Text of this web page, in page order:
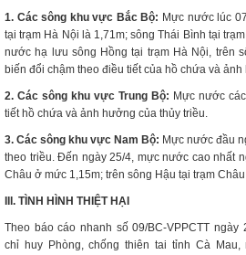
1. Các sông khu vực Bắc Bộ: Mực nước lúc
tại trạm Hà Nội là 1,71m; sông Thái Bình tại
nước hạ lưu sông Hồng tại trạm Hà Nội, trên
biến đổi chậm theo điều tiết của hồ chứa và
2. Các sông khu vực Trung Bộ: Mực nước
tiết hồ chứa và ảnh hưởng của thủy triều.
3. Các sông khu vực Nam Bộ: Mực nước đầu
theo triều. Đến ngày 25/4, mực nước cao nhất
Châu ở mức 1,15m; trên sông Hậu tại trạm
III. TÌNH HÌNH THIỆT HẠI
Theo báo cáo nhanh số 09/BC-VPPCTT ngày
chỉ huy Phòng, chống thiên tai tỉnh Cà